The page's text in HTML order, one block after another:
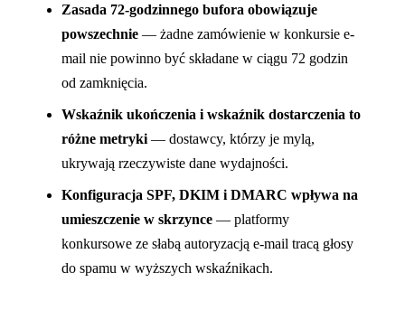
Zasada 72-godzinnego bufora obowiązuje
powszechnie — żadne zamówienie w konkursie e-
mail nie powinno być składane w ciągu 72 godzin
od zamknięcia.
Wskaźnik ukończenia i wskaźnik dostarczenia to
różne metryki — dostawcy, którzy je mylą,
ukrywają rzeczywiste dane wydajności.
Konfiguracja SPF, DKIM i DMARC wpływa na
umieszczenie w skrzynce — platformy
konkursowe ze słabą autoryzacją e-mail tracą głosy
do spamu w wyższych wskaźnikach.